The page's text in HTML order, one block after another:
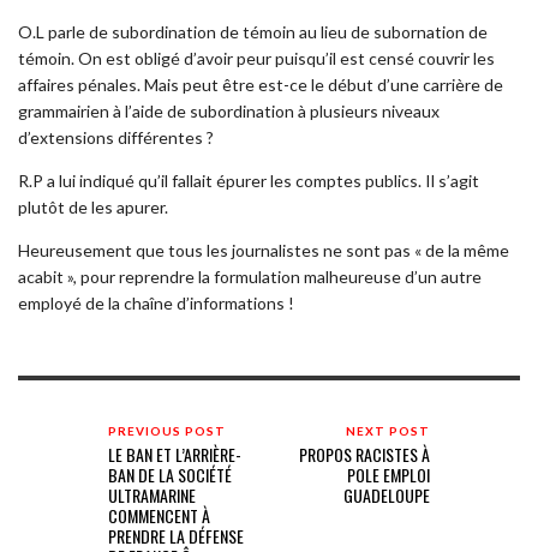
O.L parle de subordination de témoin au lieu de subornation de
témoin. On est obligé d’avoir peur puisqu’il est censé couvrir les
affaires pénales. Mais peut être est-ce le début d’une carrière de
grammairien à l’aide de subordination à plusieurs niveaux
d’extensions différentes ?
R.P a lui indiqué qu’il fallait épurer les comptes publics. Il s’agit
plutôt de les apurer.
Heureusement que tous les journalistes ne sont pas « de la même
acabit », pour reprendre la formulation malheureuse d’un autre
employé de la chaîne d’informations !
PREVIOUS POST
LE BAN ET L’ARRIÈRE-
BAN DE LA SOCIÉTÉ
ULTRAMARINE
COMMENCENT À
PRENDRE LA DÉFENSE
NEXT POST
PROPOS RACISTES À
POLE EMPLOI
GUADELOUPE